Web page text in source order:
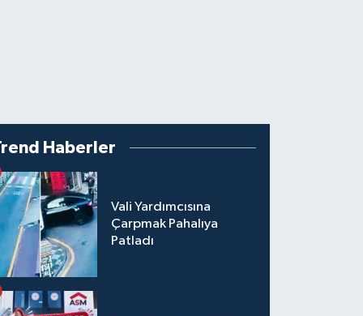
Haberler
Vali Yardımcısına
Çarpmak Pahalıya
Patladı